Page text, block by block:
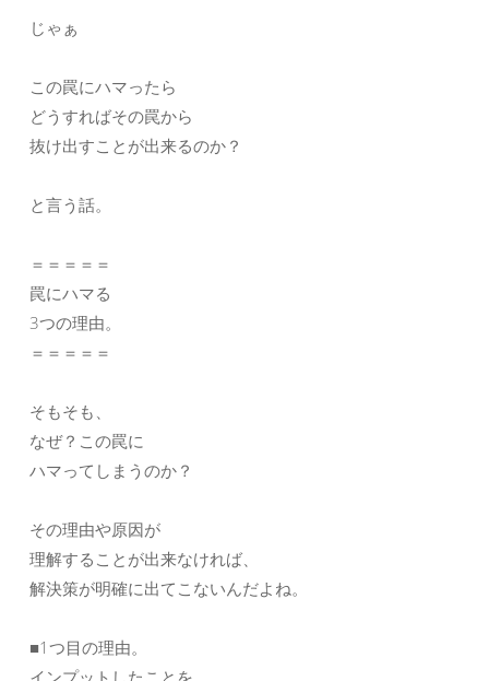
じゃぁ
この罠にハマったら
どうすればその罠から
抜け出すことが出来るのか？
と言う話。
＝＝＝＝＝
罠にハマる
3つの理由。
＝＝＝＝＝
そもそも、
なぜ？この罠に
ハマってしまうのか？
その理由や原因が
理解することが出来なければ、
解決策が明確に出てこないんだよね。
■1つ目の理由。
インプットしたことを、